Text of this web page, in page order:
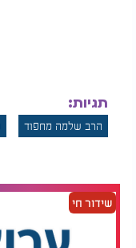
הראשל"צ הגר"ד
לציון אמר: "לא
הקדושה".
תגיות:
הרב שלמה מחפוד
שידור חי